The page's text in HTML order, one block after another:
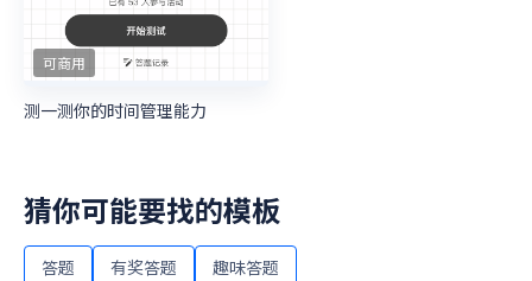
可商用
测一测你的时间管理能力
猜你可能要找的模板
答题 有奖答题 趣味答题